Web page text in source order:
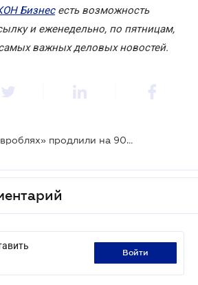
Бизнесесть возможность
и еженедельно, по пятницам,
важных деловых новостей.
Срок растаможки «евроблях» продлили на 90 дней
войти